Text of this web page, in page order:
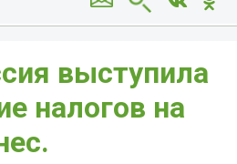
выступила
налогов на